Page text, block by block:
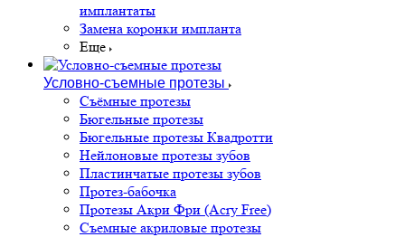
имплантаты
Замена коронки импланта
Еще
Условно-съемные протезы
Съёмные протезы
Бюгельные протезы
Бюгельные протезы Квадротти
Нейлоновые протезы зубов
Пластинчатые протезы зубов
Протез-бабочка
Протезы Акри Фри (Acry Free)
Съемные акриловые протезы